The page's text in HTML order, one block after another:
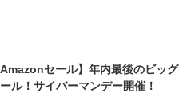
Amazonセール】年内最後のビッグ
ル！サイバーマンデー開催！